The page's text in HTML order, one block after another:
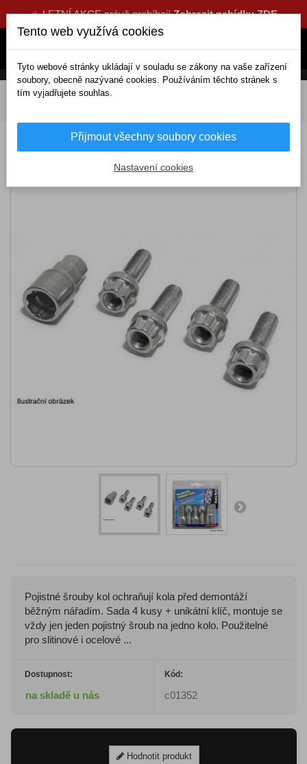
☀️ LETNÍ AKCE právě probíhajíZobrazit nabídku ZDE
DOMOV Výbava a nářadí
Pojistné šrouby kol B M12x1, 50x26mm
kuželové sedlo
Pojistné šrouby kol ochraňují kola před demontáží
běžným nářadím. Sada 4 kusy + unikátní klíč, montuje se
vždy jen jeden pojistný šroub na jedno kolo. Použitelné
pro slitinové i ocelové ...
Dostupnost:
na skladě u nás
Kód:
c01352
Hodnotit produkt
Tento web využívá cookies
Tyto webové stránky ukládají v souladu se zákony na vaše zařízení
soubory, obecně nazývané cookies. Používáním těchto stránek s
tím vyjadřujete souhlas.
Přijmout všechny soubory cookies
Nastavení cookies